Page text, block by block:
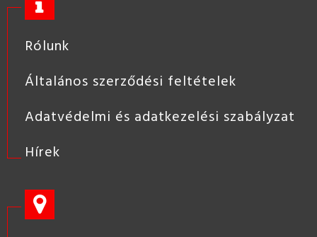
Rólunk
Általános szerződési feltételek
Adatvédelmi és adatkezelési szabályzat
Hírek